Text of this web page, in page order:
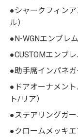
●シャークフィン
ル）
●N-WGNエンブレ
●CUSTOMエンブ
●助手席インパネガ
●ドアオーナメン
ト/リア）
●ステアリングガー
●クロームメッキ